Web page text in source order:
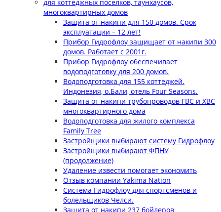
для коттеджных поселков, таунхаусов,
многоквартирных домов
Защита от накипи для 150 домов. Срок
эксплуатации – 12 лет!
Прибор Гидрофлоу защищает от накипи 300
домов. Работает с 2001г.
Прибор Гидрофлоу обеспечивает
водоподготовку для 200 домов.
Водоподготовка для 155 коттеджей.
Индонезия, о.Бали, отель Four Seasons.
Защита от накипи трубопроводов ГВС и ХВС
многоквартирного дома
Водоподготовка для жилого комплекса
Family Tree
Застройщики выбирают систему Гидрофлоу
Застройщики выбирают ФПНУ
(продолжение)
Удаление извести помогает экономить
Отзыв компании Yakima Nation
Система Гидрофлоу для спортсменов и
болельщиков Челси.
Защита от накипи 237 бойлеров